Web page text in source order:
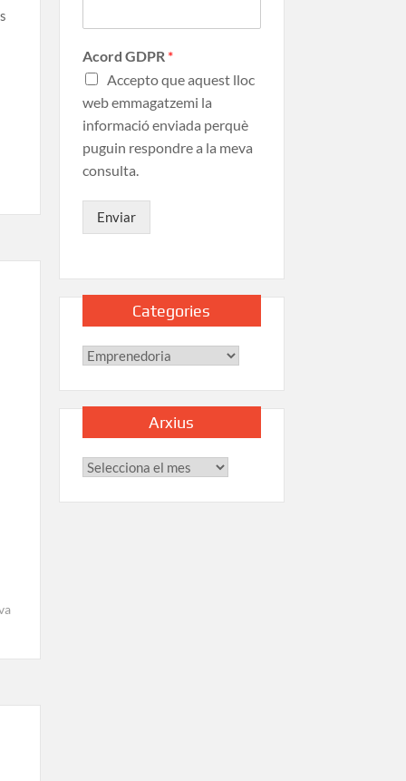
Acord GDPR *
Accepto que aquest lloc
web emmagatzemi la
informació enviada perquè
puguin respondre a la meva
consulta.
Enviar
Categories
Arxius